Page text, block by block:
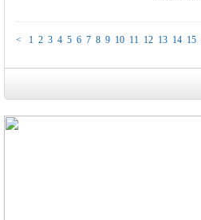
< 1 2 3 4 5 6 7 8 9 10 11 12 13 14 15